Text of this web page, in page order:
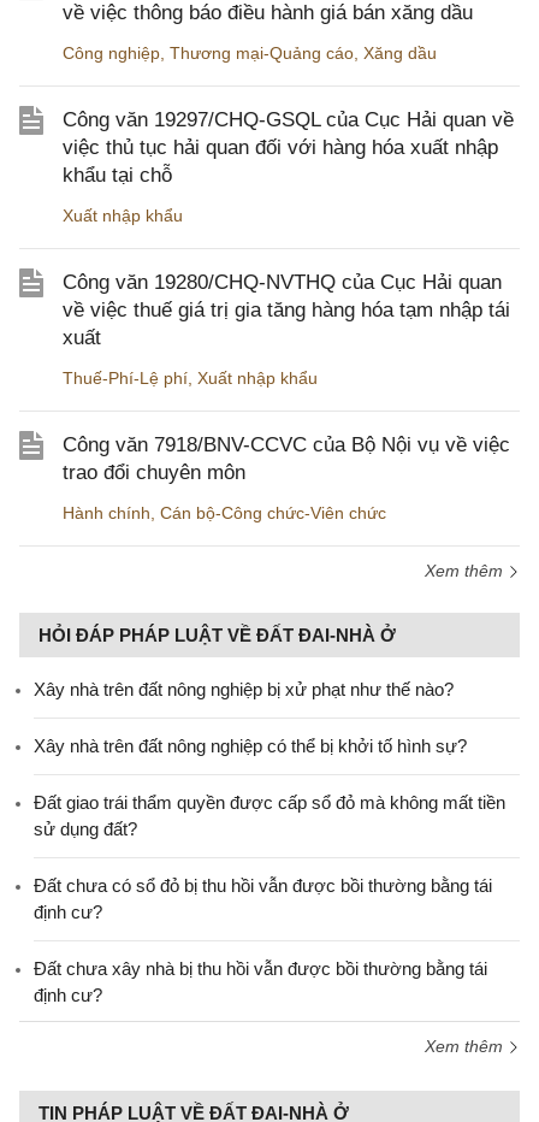
về việc thông báo điều hành giá bán xăng dầu
Công nghiệp Thương mại-Quảng cáo Xăng dầu
Công văn 19297/CHQ-GSQL của Cục Hải quan về
việc thủ tục hải quan đối với hàng hóa xuất nhập
khẩu tại chỗ
Xuất nhập khẩu
Công văn 19280/CHQ-NVTHQ của Cục Hải quan
về việc thuế giá trị gia tăng hàng hóa tạm nhập tái
xuất
Thuế-Phí-Lệ phí Xuất nhập khẩu
Công văn 7918/BNV-CCVC của Bộ Nội vụ về việc
trao đổi chuyên môn
Hành chính Cán bộ-Công chức-Viên chức
Xem thêm
HỎI ĐÁP PHÁP LUẬT VỀ ĐẤT ĐAI-NHÀ Ở
Xây nhà trên đất nông nghiệp bị xử phạt như thế nào?
Xây nhà trên đất nông nghiệp có thể bị khởi tố hình sự?
Đất giao trái thẩm quyền được cấp sổ đỏ mà không mất tiền
sử dụng đất?
Đất chưa có sổ đỏ bị thu hồi vẫn được bồi thường bằng tái
định cư?
Đất chưa xây nhà bị thu hồi vẫn được bồi thường bằng tái
định cư?
Xem thêm
TIN PHÁP LUẬT VỀ ĐẤT ĐAI-NHÀ Ở